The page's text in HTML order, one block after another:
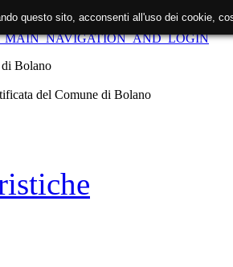
questo sito, acconsenti all'uso dei cookie,